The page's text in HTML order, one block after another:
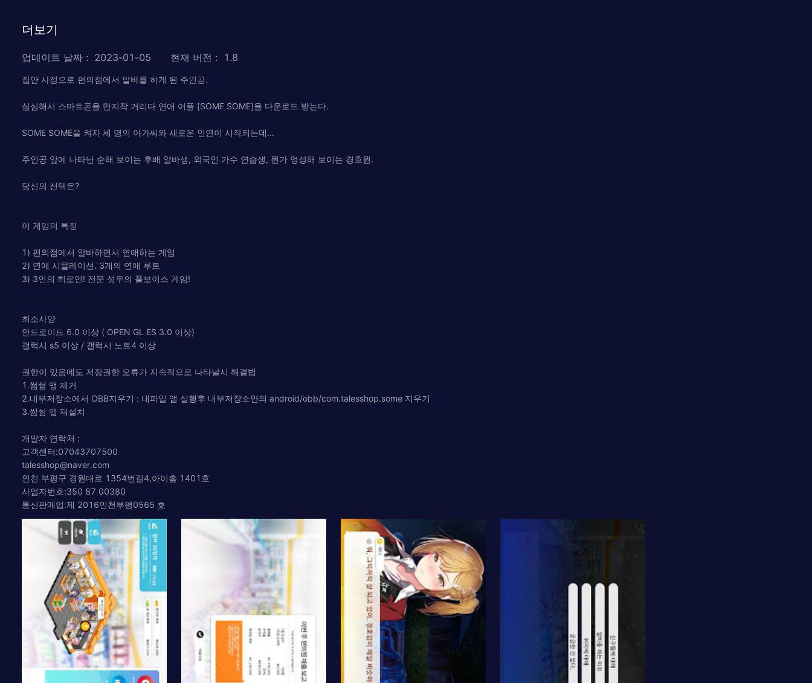
더보기
업데이트 날짜 : 2023-01-05 현재 버전 : 1.8
집안 사정으로 편의점에서 알바를 하게 된 주인공.
심심해서 스마트폰을 만지작 거리다 연애 어플 [SOME SOME]을 다운로드 받는다.
SOME SOME을 켜자 세 명의 아가씨와 새로운 인연이 시작되는데...
주인공 앞에 나타난 순해 보이는 후배 알바생, 외국인 가수 연습생, 뭔가 엉성해 보이는 경호원.
당신의 선택은?
이 게임의 특징
1) 편의점에서 알바하면서 연애하는 게임
2) 연애 시뮬레이션. 3개의 연애 루트
3) 3인의 히로인! 전문 성우의 풀보이스 게임!
최소사양
안드로이드 6.0 이상 ( OPEN GL ES 3.0 이상)
갤럭시 s5 이상 / 갤럭시 노트4 이상
권한이 있음에도 저장권한 오류가 지속적으로 나타날시 해결법
1.썸썸 앱 제거
2.내부저장소에서 OBB지우기 : 내파일 앱 실행후 내부저장소안의 android/obb/com.talesshop.some 지우기
3.썸썸 앱 재설치
개발자 연락처 :
고객센터:07043707500
talesshop@naver.com
인천 부평구 경원대로 1354번길4,아이홈 1401호
사업자번호:350 87 00380
통신판매업:제 2016인천부평0565 호